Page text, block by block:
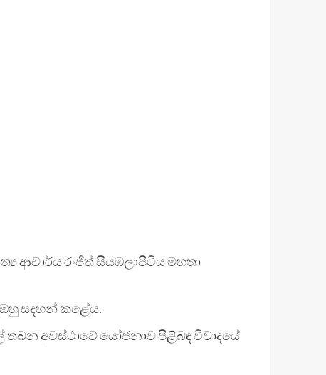
ආචාර්ය රංජිත් සියඹලාපිටිය මහතා
සඳහන් කළේය.
තබන අවස්ථාවේ යෝජනාව පිළිබඳ විවාදයේ